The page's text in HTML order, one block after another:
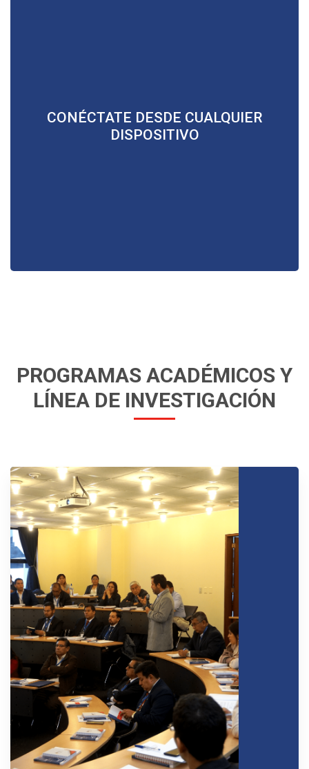
CONÉCTATE DESDE CUALQUIER
DISPOSITIVO
Lleva las clases cómodamente desde tu celular,
computadora, laptop
PROGRAMAS ACADÉMICOS Y
LÍNEA DE INVESTIGACIÓN